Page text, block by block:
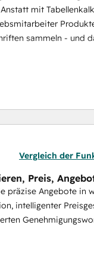
mit
sammeln - und
E-Mails,
weniger
markengeschützte
stellen und
für die Einhaltung
Vergleich der
Preis,
präzise Angebote in
intelligenter